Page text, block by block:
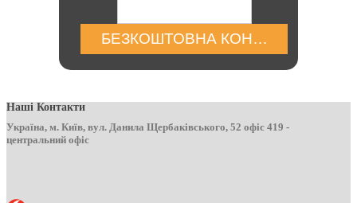
БЕЗКОШТОВНА КОНСУЛЬТАЦІЯ
Наші Контакти
Україна, м. Київ, вул. Данила Щербаківського, 52 офіс 419 -
центральний офіс